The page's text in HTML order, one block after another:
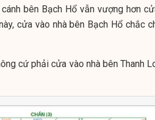
bên Bạch Hổ vẫn vượng hơn
cửa vào nhà bên Bạch Hổ chắc
cứ phải cửa vào nhà bên Thanh